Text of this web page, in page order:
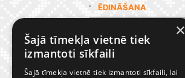
ĒDINĀŠANA
×
Šajā tīmekļa vietnē tiek
izmantoti sīkfaili
Šajā tīmekļa vietnē tiek izmantoti sīkfaili, lai